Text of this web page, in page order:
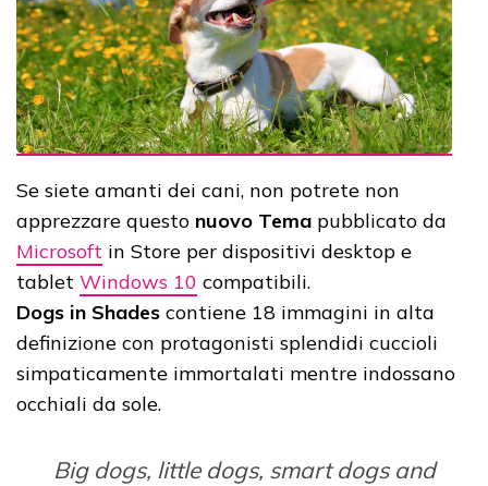
Se siete amanti dei cani, non potrete non
apprezzare questo nuovo Tema pubblicato da
Microsoft in Store per dispositivi desktop e
tablet Windows 10 compatibili.
Dogs in Shades contiene 18 immagini in alta
definizione con protagonisti splendidi cuccioli
simpaticamente immortalati mentre indossano
occhiali da sole.
Big dogs, little dogs, smart dogs and